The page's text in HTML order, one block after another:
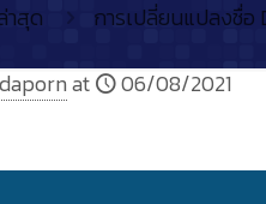
าสุด การเปลี่ยนแปลงชื่อ
at 06/08/2021